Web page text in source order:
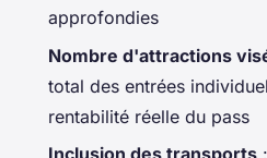
approfondies
Nombre d'attractions
total des entrées
rentabilité réelle du pass